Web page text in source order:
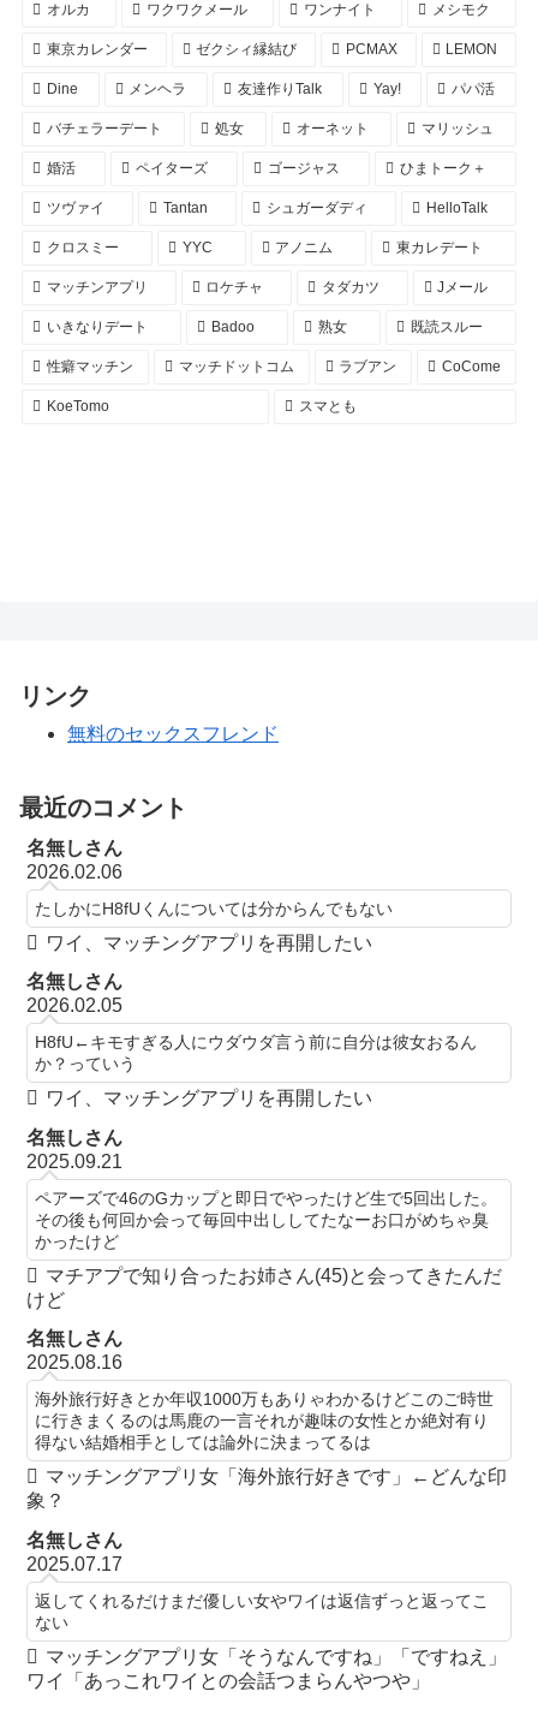
オルカ ワクワクメール ワンナイト メシモク
東京カレンダー ゼクシィ縁結び PCMAX LEMON
Dine メンヘラ 友達作りTalk Yay! パパ活
バチェラーデート 処女 オーネット マリッシュ
婚活 ペイターズ ゴージャス ひまトーク＋
ツヴァイ Tantan シュガーダディ HelloTalk
クロスミー YYC アノニム 東カレデート
マッチンアプリ ロケチャ タダカツ Jメール
いきなりデート Badoo 熟女 既読スルー
性癖マッチン マッチドットコム ラブアン CoCome
KoeTomo スマとも
リンク
無料のセックスフレンド
最近のコメント
名無しさん
2026.02.06
たしかにH8fUくんについては分からんでもない
ワイ、マッチングアプリを再開したい
名無しさん
2026.02.05
H8fU←キモすぎる人にウダウダ言う前に自分は彼女おるん
か？っていう
ワイ、マッチングアプリを再開したい
名無しさん
2025.09.21
ペアーズで46のGカップと即日でやったけど生で5回出した。
その後も何回か会って毎回中出ししてたなーお口がめちゃ臭
かったけど
マチアプで知り合ったお姉さん(45)と会ってきたんだ
けど
名無しさん
2025.08.16
海外旅行好きとか年収1000万もありゃわかるけどこのご時世
に行きまくるのは馬鹿の一言それが趣味の女性とか絶対有り
得ない結婚相手としては論外に決まってるは
マッチングアプリ女「海外旅行好きです」←どんな印
象？
名無しさん
2025.07.17
返してくれるだけまだ優しい女やワイは返信ずっと返ってこ
ない
マッチングアプリ女「そうなんですね」「ですねえ」
ワイ「あっこれワイとの会話つまらんやつや」